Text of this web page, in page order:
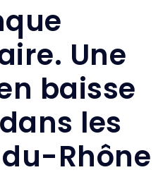
Une
baisse
les
Rhône